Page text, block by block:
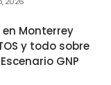
Monterrey
y todo sobre
GNP